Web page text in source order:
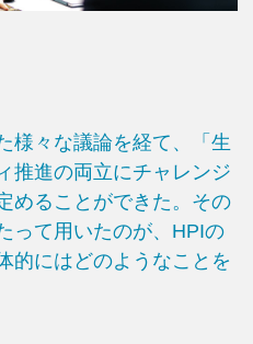
様々な議論を経て、「生
推進の両立にチャレンジ
めることができた。その
って用いたのが、HPIの
的にはどのようなことを